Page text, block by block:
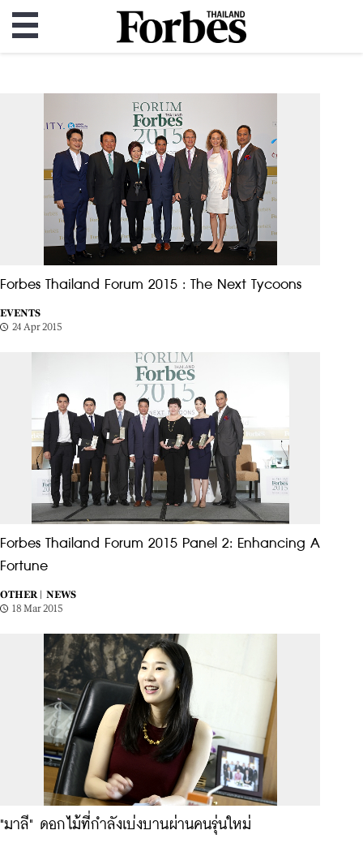
Forbes Thailand Forum 2015 : The Next Tycoons
EVENTS
24 Apr 2015
Forbes Thailand Forum 2015 Panel 2: Enhancing A
Fortune
OTHER |
NEWS
18 Mar 2015
"มาลี" ดอกไม้ที่กำลังเบ่งบานผ่านคนรุ่นใหม่